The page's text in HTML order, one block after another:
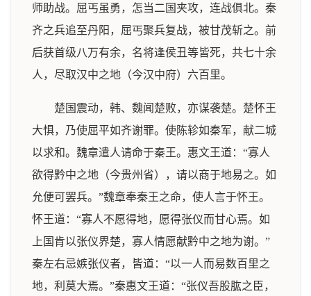
师助战。屈丐虽勇，怎当二国夹攻，连战俱北。秦
齐之兵追至丹阳，屈丐聚兵复战，被甘茂斩之。前
后获首级八万有余，名将逢侯丑等皆死，共七十余
人，尽取汉中之地（今汉中府）六百里。
楚国震动，韩、魏闻楚败，亦谋袭楚。楚怀王
大惧，乃使屈平如齐谢罪。使陈轸如秦军，献二城
以求和。魏章遣人请命于秦王。惠文王道：“寡人
欲得黔中之地（今贵州省），请以商于地易之。如
允便可罢兵。”魏章奉秦王之命，使人言于怀王。
怀王道：“寡人不愿得地，愿得张仪而甘心焉。如
上国肯以张仪界楚，寡人情愿献黔中之地为谢。”
秦左右忌嫉张仪者，皆道：“以一人而易数百里之
地，利莫大焉。”秦惠文王道：“张仪吾股肱之臣，